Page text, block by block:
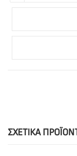
ΣΧΕΤΙΚΆ